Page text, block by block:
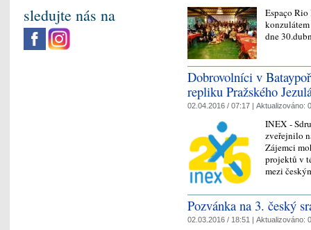
Espaço
dne
Dobrovolníci v
repliku Pražského
02.04.2016 / 07:17 | Aktualizováno:
INEX -
zveřejnilo
Zájemci
projektů v
mezi
Pozvánka na 3. český
02.03.2016 / 18:51 | Aktualizováno:
sledujte nás na